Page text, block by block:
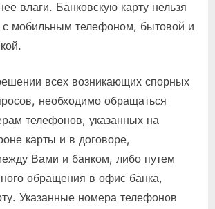
влаги. Банковскую карту нельзя
с мобильным телефоном, бытовой и
всех возникающих спорных
необходимо обращаться
телефонов, указанных на
карты и в договоре,
Вами и банком, либо путем
обращения в офис банка,
Указанные номера телефонов